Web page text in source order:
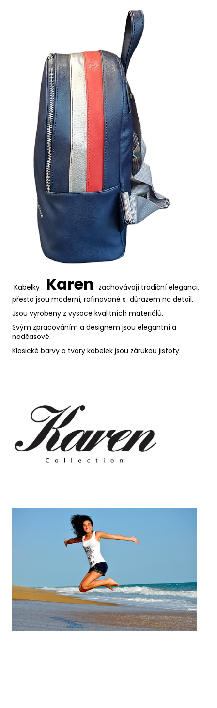
Kabelky Karen zachovávají tradiční eleganci,
přesto jsou moderní, rafinované s důrazem na detail.
Jsou vyrobeny z vysoce kvalitních materiálů.
Svým zpracováním a designem jsou elegantní a
nadčasové.
Klasické barvy a tvary kabelek jsou zárukou jistoty.